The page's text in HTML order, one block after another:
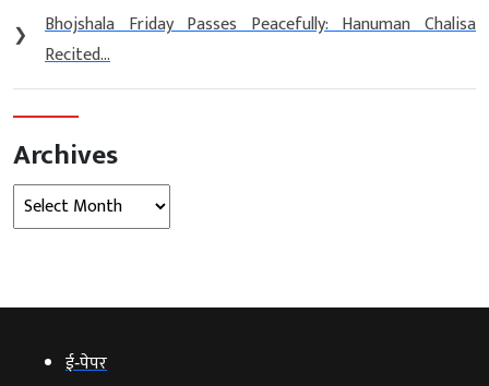
❯
Bhojshala Friday Passes Peacefully: Hanuman Chalisa
Recited...
Archives
Archives
ई‑पेपर